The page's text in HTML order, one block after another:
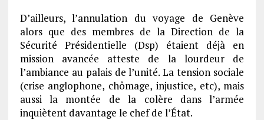
D’ailleurs, l’annulation du voyage de Genève
alors que des membres de la Direction de la
Sécurité Présidentielle (Dsp) étaient déjà en
mission avancée atteste de la lourdeur de
l’ambiance au palais de l’unité. La tension sociale
(crise anglophone, chômage, injustice, etc), mais
aussi la montée de la colère dans l’armée
inquiètent davantage le chef de l’État.